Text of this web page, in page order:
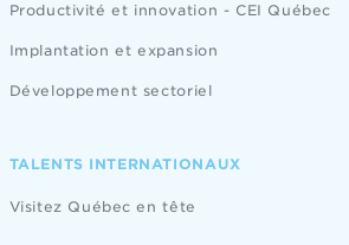
Productivité et innovation - CEI Québec
Implantation et expansion
Développement sectoriel
TALENTS INTERNATIONAUX
Visitez Québec en tête